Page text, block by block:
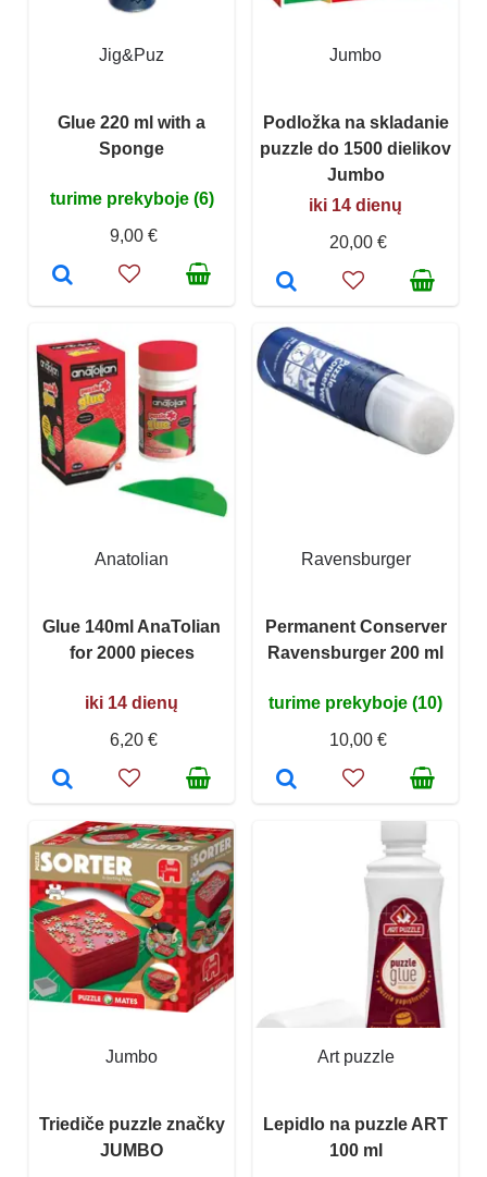
Jig&Puz
Glue 220 ml with a
Sponge
turime prekyboje (6)
9,00 €
Jumbo
Podložka na skladanie
puzzle do 1500 dielikov
Jumbo
iki 14 dienų
20,00 €
Anatolian
Glue 140ml AnaTolian
for 2000 pieces
iki 14 dienų
6,20 €
Ravensburger
Permanent Conserver
Ravensburger 200 ml
turime prekyboje (10)
10,00 €
Jumbo
Triediče puzzle značky
JUMBO
Art puzzle
Lepidlo na puzzle ART
100 ml